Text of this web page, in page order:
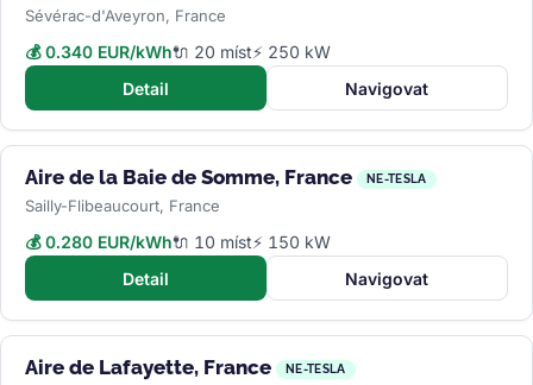
Sévérac-d'Aveyron, France
💰 0.340 EUR/kWh🔌 20 míst⚡ 250 kW
Detail
Navigovat
Aire de la Baie de Somme, France NE-TESLA
Sailly-Flibeaucourt, France
💰 0.280 EUR/kWh🔌 10 míst⚡ 150 kW
Detail
Navigovat
Aire de Lafayette, France NE-TESLA